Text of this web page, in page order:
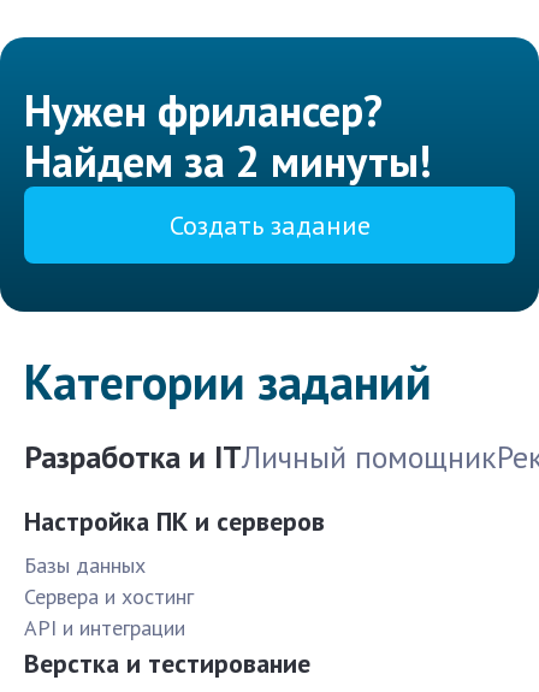
Нужен фрилансер?
Найдем за 2 минуты!
Создать задание
Категории заданий
Разработка и ITЛичный помощник
Настройка ПК и серверов
Базы данных
Сервера и хостинг
API и интеграции
Верстка и тестирование